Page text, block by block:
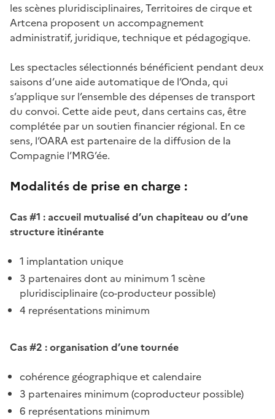
les scènes pluridisciplinaires, Territoires de cirque et
Artcena proposent un accompagnement
administratif, juridique, technique et pédagogique.
Les spectacles sélectionnés bénéficient pendant deux
saisons d’une aide automatique de l’Onda, qui
s’applique sur l’ensemble des dépenses de transport
du convoi. Cette aide peut, dans certains cas, être
complétée par un soutien financier régional. En ce
sens, l’OARA est partenaire de la diffusion de la
Compagnie l’MRG’ée.
Modalités de prise en charge :
Cas #1 : accueil mutualisé d’un chapiteau ou d’une
structure itinérante
1 implantation unique
3 partenaires dont au minimum 1 scène
pluridisciplinaire (co-producteur possible)
4 représentations minimum
Cas #2 : organisation d’une tournée
cohérence géographique et calendaire
3 partenaires minimum (coproducteur possible)
6 représentations minimum